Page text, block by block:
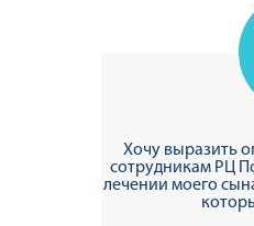
Хочу выразить
сотрудникам РЦ
лечении моего